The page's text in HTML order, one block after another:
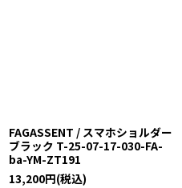
FAGASSENT / スマホショルダー
ブラック T-25-07-17-030-FA-
ba-YM-ZT191
13,200円(税込)